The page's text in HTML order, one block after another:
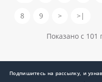
8 9 > >|
Показано с 101
Подпишитесь на рассылку, и